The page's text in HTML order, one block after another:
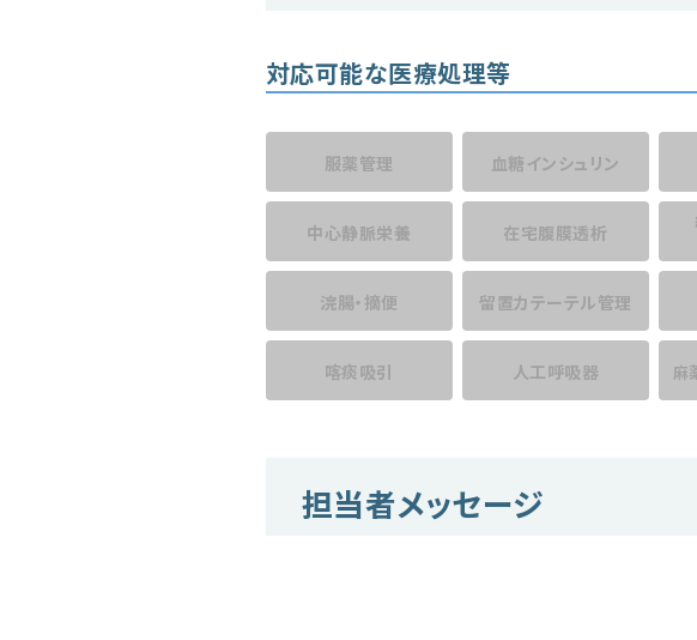
対応可能な医療処理等
服薬管理 血糖インシュリン
中心静脈栄養 在宅腹膜透析
浣腸・摘便 留置カテーテル管理
喀痰吸引 人工呼吸器 麻
担当者メッセージ